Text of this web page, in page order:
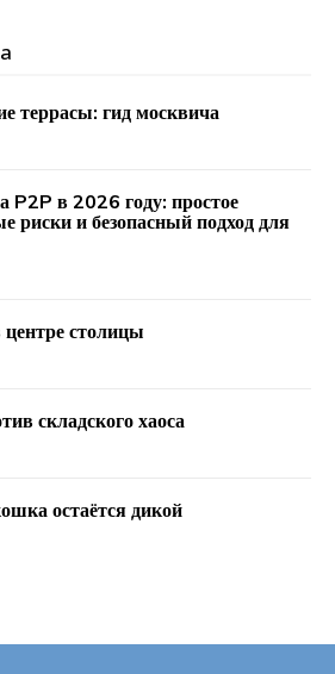
террасы: гид москвича
P2P в 2026 году: простое
риски и безопасный подход для
столицы
складского хаоса
остаётся дикой